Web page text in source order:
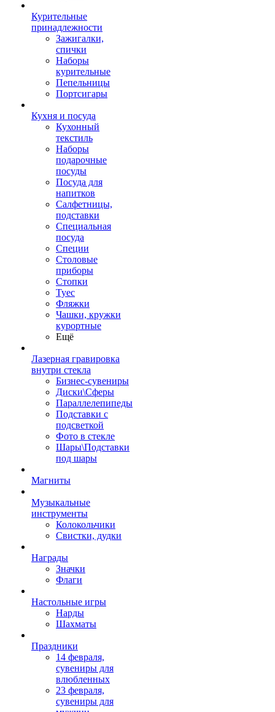
Курительные
принадлежности
Зажигалки,
спички
Наборы
курительные
Пепельницы
Портсигары
Кухня и посуда
Кухонный
текстиль
Наборы
подарочные
посуды
Посуда для
напитков
Салфетницы,
подставки
Специальная
посуда
Специи
Столовые
приборы
Стопки
Туес
Фляжки
Чашки, кружки
курортные
Ещё
Лазерная гравировка
внутри стекла
Бизнес-сувениры
Диски\Сферы
Параллелепипеды
Подставки с
подсветкой
Фото в стекле
Шары\Подставки
под шары
Магниты
Музыкальные
инструменты
Колокольчики
Свистки, дудки
Награды
Значки
Флаги
Настольные игры
Нарды
Шахматы
Праздники
14 февраля,
сувениры для
влюбленных
23 февраля,
сувениры для